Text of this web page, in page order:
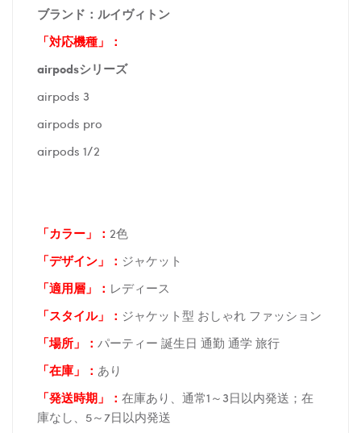
ブランド：ルイヴィトン
「対応機種」：
airpodsシリーズ
airpods 3
airpods pro
airpods 1/2
「カラー」： 2色
「デザイン」
： ジャケット
「適用層」： レディース
「スタイル」： ジャケット型 おしゃれ ファッション
「場所 」： パーティー 誕生日 通勤 通学 旅行
「在庫 」： あり
「発送時期 」： 在庫あり、通常1～3日以内発送；在
庫なし、5～7日以内発送